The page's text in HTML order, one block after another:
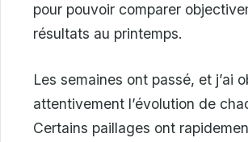
pour pouvoir comparer
résultats au printemps.
Les semaines ont passé, et j’ai
attentivement l’évolution de
Certains paillages ont